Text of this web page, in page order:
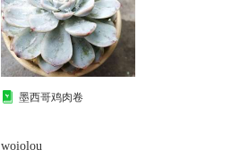
墨西哥鸡肉卷
woiolou